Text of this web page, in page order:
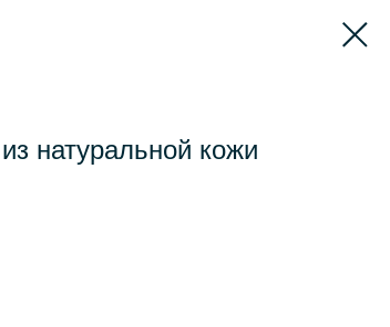
натуральной кожи